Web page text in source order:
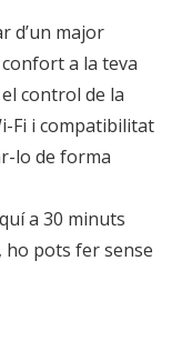
d’un major
a la teva
control de la
Fi i compatibilitat
lo de forma
a 30 minuts
ho pots fer sense